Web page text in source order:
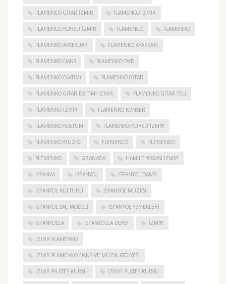
FLAMENCO GITAR İZMIR FLAMENCO IZMIR
FLAMENCO KURSU İZMIR FLAMENGO FLAMENKO
FLAMENKO AKSESUAR FLAMENKO AYAKKABI
FLAMENKO DANS FLAMENKO DVD
FLAMENKO EĞITIMI FLAMENKO GITAR
FLAMENKO GITAR EĞITIMI İZMIR FLAMENKO GITAR TELI
FLAMENKO IZMIR FLAMENKO KONSER
FLAMENKO KOSTÜM FLAMENKO KURSU İZMIR
FLAMENKO MÜZIĞI FLEMENCO FLEMENGO
FLEMENKO GRANADA HAMILE YOGASI İZMIR
ISPANYA İSPANYOL İSPANYOL DANSI
İSPANYOL KÜLTÜRÜ İSPANYOL MÜZIĞI
İSPANYOL SAÇ MODELI İSPANYOL YEMEKLERI
İSPANYOLCA İSPANYOLCA DERSI IZMIR
IZMIR FLAMENKO
İZMIR FLAMENKO DANS VE MÜZIK ATÖLYESI
İZMIR PILATES KURSU İZMIR PLATES KURSU